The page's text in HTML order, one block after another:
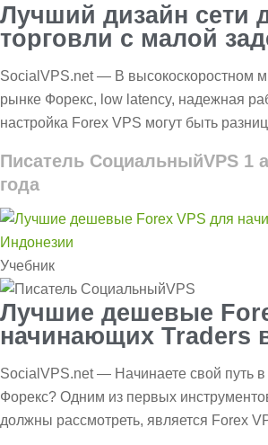
Лучший дизайн сети
торговли с малой
SocialVPS.net — В высокоскоростном
рынке Форекс, low latency, надежная
настройка Forex VPS могут быть
Писатель СоциальныйVPS 1
года
Учебник
Лучшие дешевые
начинающих Traders
SocialVPS.net — Начинаете свой путь в
Форекс? Одним из первых
должны рассмотреть, является Forex